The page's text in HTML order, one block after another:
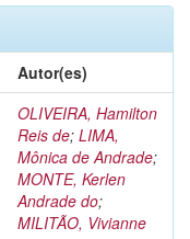
Autor(es)
OLIVEIRA, Hamilton
Reis de; LIMA,
Mônica de Andrade;
MONTE, Kerlen
Andrade do;
MILITÃO, Vivianne